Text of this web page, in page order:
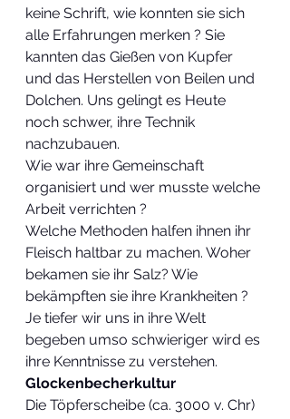
keine Schrift, wie konnten sie sich
alle Erfahrungen merken ? Sie
kannten das Gießen von Kupfer
und das Herstellen von Beilen und
Dolchen. Uns gelingt es Heute
noch schwer, ihre Technik
nachzubauen.
Wie war ihre Gemeinschaft
organisiert und wer musste welche
Arbeit verrichten ?
Welche Methoden halfen ihnen ihr
Fleisch haltbar zu machen. Woher
bekamen sie ihr Salz? Wie
bekämpften sie ihre Krankheiten ?
Je tiefer wir uns in ihre Welt
begeben umso schwieriger wird es
ihre Kenntnisse zu verstehen.
Glockenbecherkultur
Die Töpferscheibe (ca. 3000 v. Chr)